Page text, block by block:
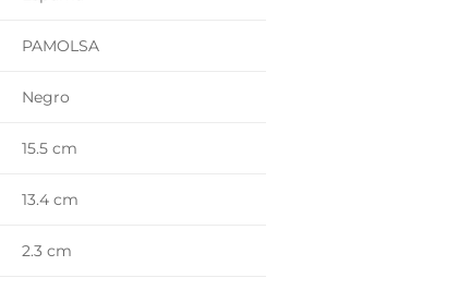
PAMOLSA
Negro
15.5 cm
13.4 cm
2.3 cm